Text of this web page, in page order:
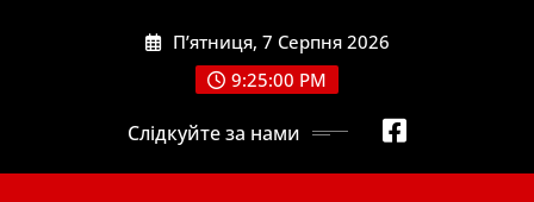
П’ятниця, 7 Серпня 2026
9:25:00 PM
Слідкуйте за нами